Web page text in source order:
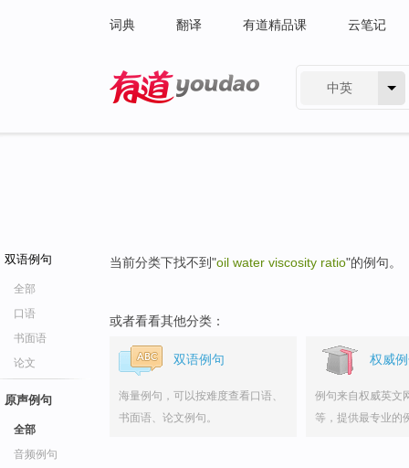
词典 翻译 有道精品课 云笔记
中英
双语例句
全部
口语
书面语
论文
原声例句
全部
音频例句
当前分类下找不到"oil water viscosity ratio"的例句。
或者看看其他分类：
双语例句
海量例句，可以按难度查看口语、
书面语、论文例句。
权威
例句来自权威英文
等，提供最专业的